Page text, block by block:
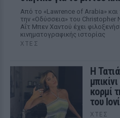
Από το «Lawrence of Arabia» και
την «Οδύσσεια» του
Αΐτ Μπεν Χαντού έχει
κινηματογραφικής ιστορίας
ΧΤΕΣ
Η
κορμί
του
ΧΤΕΣ